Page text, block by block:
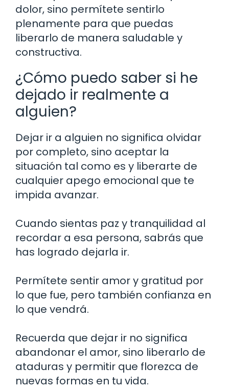
dolor, sino permítete sentirlo
plenamente para que puedas
liberarlo de manera saludable y
constructiva.
¿Cómo puedo saber si he
dejado ir realmente a
alguien?
Dejar ir a alguien no significa olvidar
por completo, sino aceptar la
situación tal como es y liberarte de
cualquier apego emocional que te
impida avanzar.
Cuando sientas paz y tranquilidad al
recordar a esa persona, sabrás que
has logrado dejarla ir.
Permítete sentir amor y gratitud por
lo que fue, pero también confianza en
lo que vendrá.
Recuerda que dejar ir no significa
abandonar el amor, sino liberarlo de
ataduras y permitir que florezca de
nuevas formas en tu vida.